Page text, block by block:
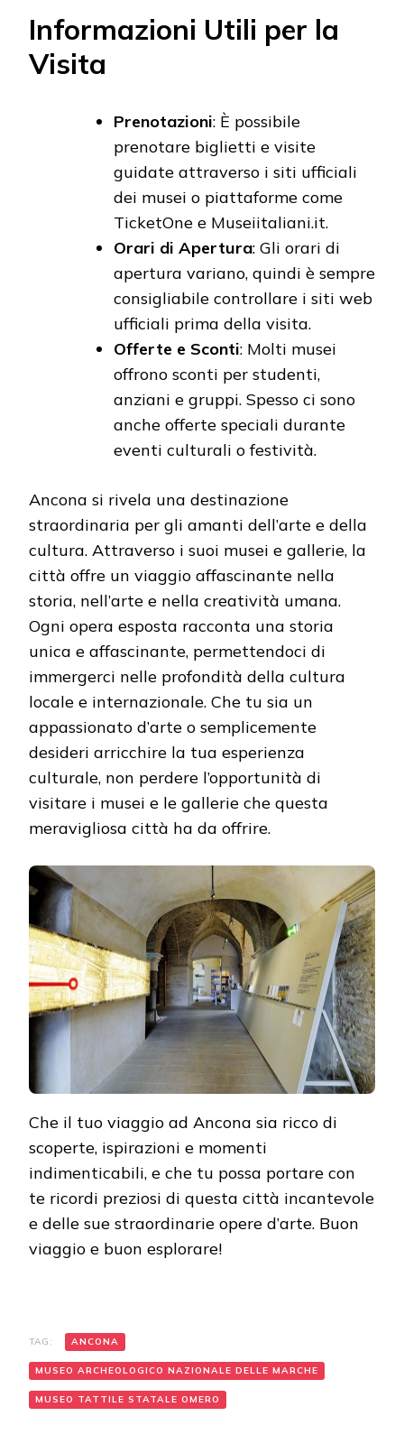
Informazioni Utili per la
Visita
Prenotazioni: È possibile
prenotare biglietti e visite
guidate attraverso i siti ufficiali
dei musei o piattaforme come
TicketOne e Museiitaliani.it.
Orari di Apertura: Gli orari di
apertura variano, quindi è sempre
consigliabile controllare i siti web
ufficiali prima della visita.
Offerte e Sconti: Molti musei
offrono sconti per studenti,
anziani e gruppi. Spesso ci sono
anche offerte speciali durante
eventi culturali o festività.
Ancona si rivela una destinazione
straordinaria per gli amanti dell’arte e della
cultura. Attraverso i suoi musei e gallerie, la
città offre un viaggio affascinante nella
storia, nell’arte e nella creatività umana.
Ogni opera esposta racconta una storia
unica e affascinante, permettendoci di
immergerci nelle profondità della cultura
locale e internazionale. Che tu sia un
appassionato d’arte o semplicemente
desideri arricchire la tua esperienza
culturale, non perdere l’opportunità di
visitare i musei e le gallerie che questa
meravigliosa città ha da offrire.
Che il tuo viaggio ad Ancona sia ricco di
scoperte, ispirazioni e momenti
indimenticabili, e che tu possa portare con
te ricordi preziosi di questa città incantevole
e delle sue straordinarie opere d’arte. Buon
viaggio e buon esplorare!
TAG: ANCONA
MUSEO ARCHEOLOGICO NAZIONALE DELLE MARCHE
MUSEO TATTILE STATALE OMERO